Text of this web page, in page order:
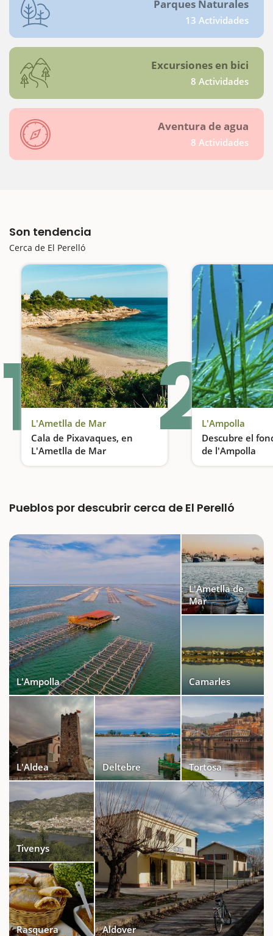
Parques Naturales
13 Actividades
Excursiones en bici
8 Actividades
Aventura de agua
8 Actividades
Son tendencia
Cerca de El Perelló
1 L'Ametlla de Mar
Cala de Pixavaques, en
L'Ametlla de Mar
Una playa bucólica en el centro del pueblo
2L'Ampolla
Descubre el
de l'Ampolla
Snorkel en las
Pueblos por descubrir cerca de El Perelló
L'Ampolla
L'Ametlla de
Mar
Camarles
L'Aldea Deltebre Tortosa
Tivenys
Rasquera Aldover